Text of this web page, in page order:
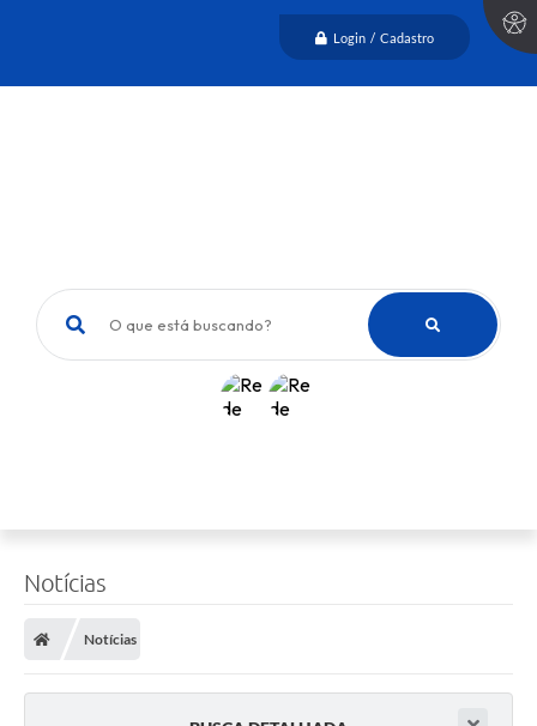
Login / Cadastro
O que está buscando?
Notícias
Notícias